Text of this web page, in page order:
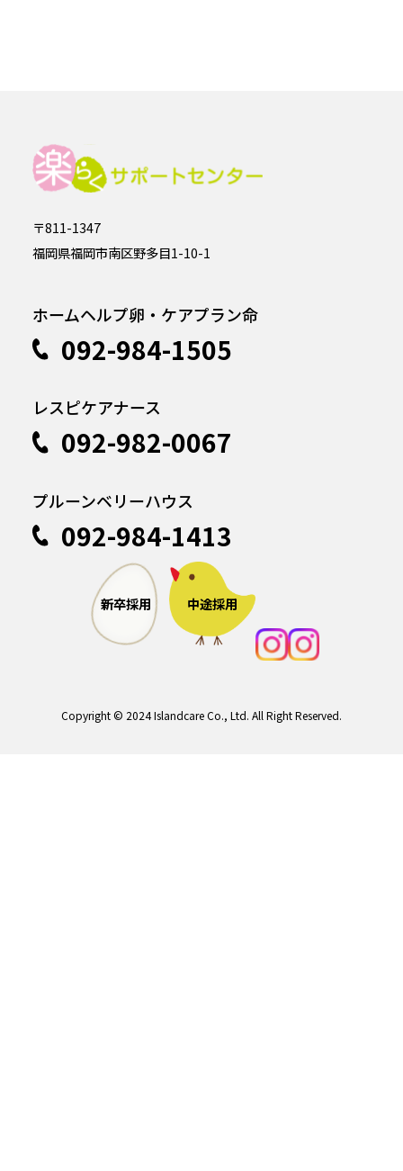
〒811-1347
福岡県福岡市南区野多目1-10-1
ホームヘルプ卵・ケアプラン命
092-984-1505
レスピケアナース
092-982-0067
プルーンベリーハウス
092-984-1413
新卒採用 中途採用
Copyright © 2024 Islandcare Co., Ltd. All Right Reserved.